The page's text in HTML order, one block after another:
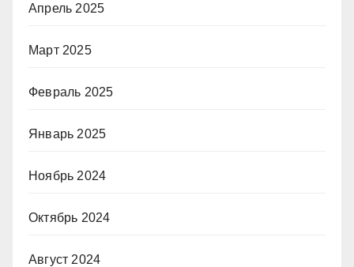
Апрель 2025
Март 2025
Февраль 2025
Январь 2025
Ноябрь 2024
Октябрь 2024
Август 2024